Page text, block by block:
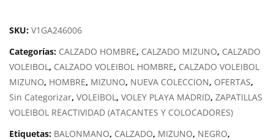
2
SKU: V1GA246006
Categorías: CALZADO HOMBRE, CALZADO MIZUNO, CALZADO
VOLEIBOL, CALZADO VOLEIBOL HOMBRE, CALZADO VOLEIBOL
MIZUNO, HOMBRE, MIZUNO, NUEVA COLECCION, OFERTAS,
Sin Categorizar, VOLEIBOL, VOLEY PLAYA MADRID, ZAPATILLAS
VOLEIBOL REACTIVIDAD (ATACANTES Y COLOCADORES)
Etiquetas: BALONMANO, CALZADO, MIZUNO, NEGRO,